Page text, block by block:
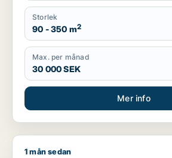
Storlek
90 - 350 m2
Max. per månad
30 000 SEK
Mer info
0735918922 söker lager eller
1 mån sedan